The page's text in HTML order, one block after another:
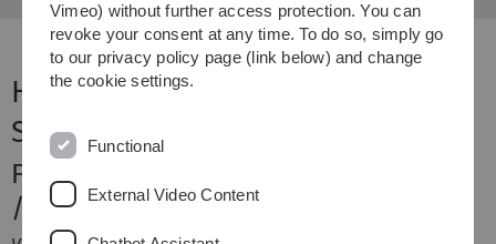
Hinweise zur
Seitenstrukturierung /h1/
Funktionen der Seitenstrukturierung
/h2/
Vimeo) without further access protection. You can
revoke your consent at any time. To do so, simply go
to our privacy policy page (link below) and change
the cookie settings.
Functional
External Video Content